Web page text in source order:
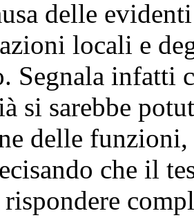
delle
locali e
Segnala infatti
si sarebbe
delle
che il